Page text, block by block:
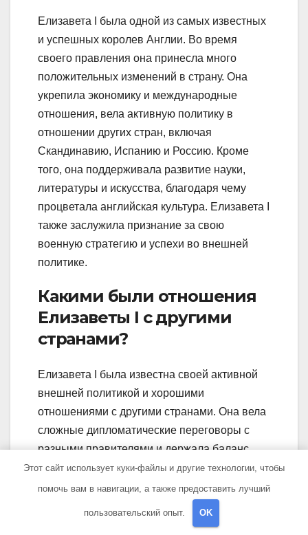
Елизавета I была одной из самых известных
и успешных королев Англии. Во время
своего правления она принесла много
положительных изменений в страну. Она
укрепила экономику и международные
отношения, вела активную политику в
отношении других стран, включая
Скандинавию, Испанию и Россию. Кроме
того, она поддерживала развитие науки,
литературы и искусства, благодаря чему
процветала английская культура. Елизавета I
также заслужила признание за свою
военную стратегию и успехи во внешней
политике.
Какими были отношения
Елизаветы I с другими
странами?
Елизавета I была известна своей активной
внешней политикой и хорошими
отношениями с другими странами. Она вела
сложные дипломатические переговоры с
разными правителями и держала баланс
между различными силами в Европе.
Особенно известными были ее отношения с
Испанией. Елизавета занимала жесткую
позицию по отношению к Испании, особенно
Этот сайт использует куки-файлы и другие технологии, чтобы
помочь вам в навигации, а также предоставить лучший
пользовательский опыт. OK